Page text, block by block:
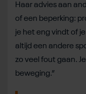
Haar advies aan
of een beperking:
je het eng vindt of
altijd een andere
zo veel fout gaan.
beweging.”